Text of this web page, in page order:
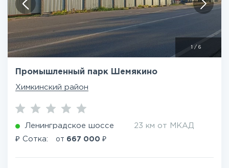
/ 6
Промышленный парк Шемякино
Химкинский район
Ленинградское шоссе 23 км от МКАД
₽ Сотка: от 667 000 ₽